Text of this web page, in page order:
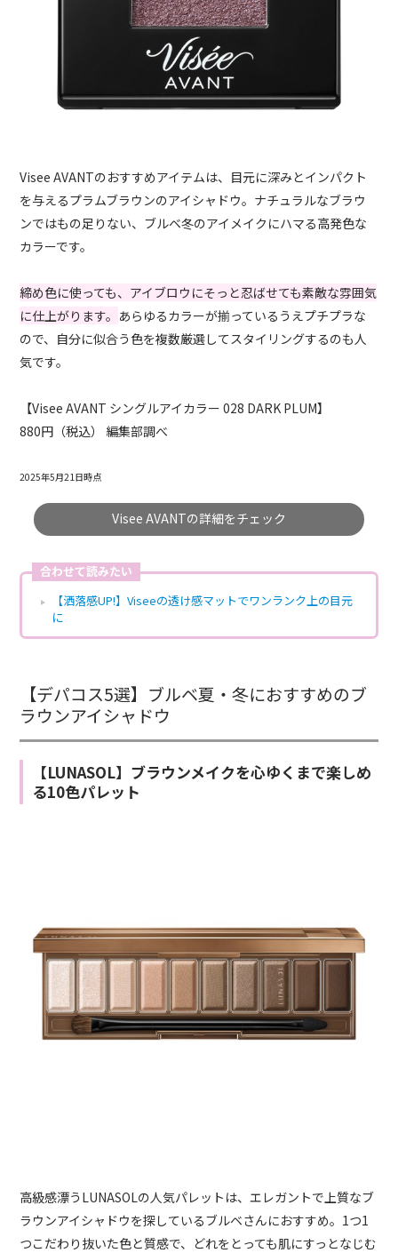
Visee AVANTのおすすめアイテムは、目元に深みとインパクト
を与えるプラムブラウンのアイシャドウ。ナチュラルなブラウ
ンではもの足りない、ブルベ冬のアイメイクにハマる高発色な
カラーです。
締め色に使っても、アイブロウにそっと忍ばせても素敵な雰囲気
に仕上がります。 あらゆるカラーが揃っているうえプチプラな
ので、自分に似合う色を複数厳選してスタイリングするのも人
気です。
【Visee AVANT シングルアイカラー 028 DARK PLUM】
880円（税込） 編集部調べ
2025年5月21日時点
Visee AVANTの詳細をチェック
合わせて読みたい
【洒落感UP!】Viseeの透け感マットでワンランク上の目元
に
【デパコス5選】ブルベ夏・冬におすすめのブ
ラウンアイシャドウ
【LUNASOL】ブラウンメイクを心ゆくまで楽しめ
る10色パレット
高級感漂うLUNASOLの人気パレットは、エレガントで上質なブ
ラウンアイシャドウを探しているブルベさんにおすすめ。1つ1
つこだわり抜いた色と質感で、どれをとっても肌にすっとなじむ